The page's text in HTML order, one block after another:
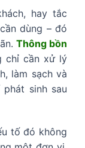
hay tắc
dùng – đó
Thông bồn
chỉ cần xử lý
làm sạch và
sinh sau
tố đó không